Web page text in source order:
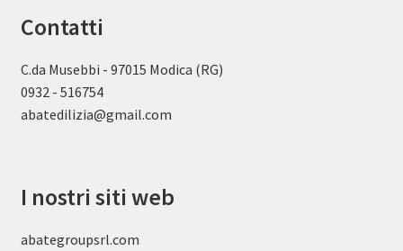
Contatti
C.da Musebbi - 97015 Modica (RG)
0932 - 516754
abatedilizia@gmail.com
I nostri siti web
abategroupsrl.com